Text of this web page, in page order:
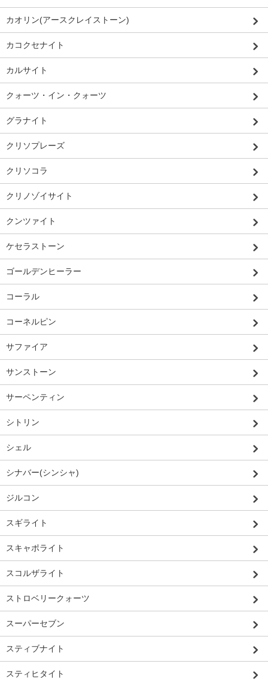
カオリン(アースクレイストーン)
カコクセナイト
カルサイト
クォーツ・イン・クォーツ
グラナイト
クリソプレーズ
クリソコラ
クリノゾイサイト
クンツァイト
ケセラストーン
ゴールデンヒーラー
コーラル
コーネルピン
サファイア
サンストーン
サーペンティン
シトリン
シェル
シナバー(シンシャ)
ジルコン
スギライト
スキャポライト
スコルザライト
ストロベリークォーツ
スーパーセブン
スティブナイト
スティヒタイト